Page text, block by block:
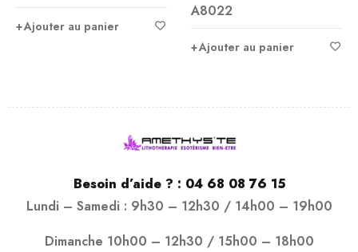
Ajouter au panier
sur 5
A8022
Ajouter au panier
Besoin d’aide ? : 04 68 08 76 15
Lundi – Samedi : 9h30 – 12h30 / 14h00 – 19h00
Dimanche 10h00 – 12h30 / 15h00 – 18h00